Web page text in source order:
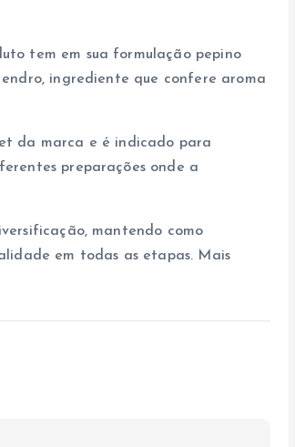
tem em sua formulação pepino
ingrediente que confere aroma
da marca e é indicado para
preparações onde a
mantendo como
em todas as etapas. Mais